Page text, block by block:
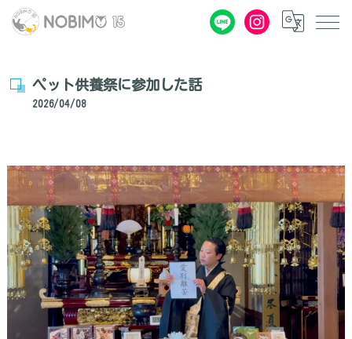
ペット供養祭に参加した話
2026/04/08